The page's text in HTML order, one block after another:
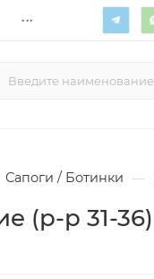
...
Сапоги / Ботинки —
(р-р 31-36)